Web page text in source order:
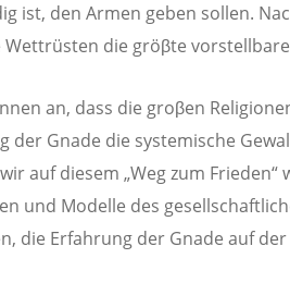
ist, den Armen geben sollen.
die gröβte
an, dass die groβen
der Gnade die systemische
auf diesem „Weg zum
und Modelle des
die Erfahrung der Gnade auf